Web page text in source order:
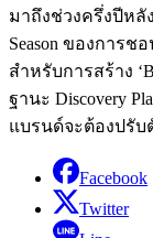
มาถึงช่วงครึ่งปีหลั
Season ของการช
สำหรับการสร้าง
ฐานะ Discovery
แบรนด์จะต้องปรับ
Facebook
Twitter